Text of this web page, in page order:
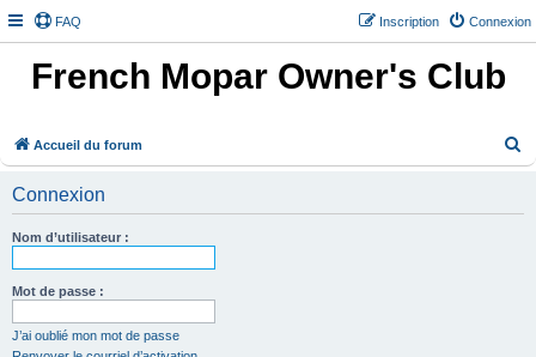
FAQ Connexion
Inscription
French Mopar Owner's Club
Accueil du forum
Connexion
Nom d’utilisateur :
Mot de passe :
J’ai oublié mon mot de passe